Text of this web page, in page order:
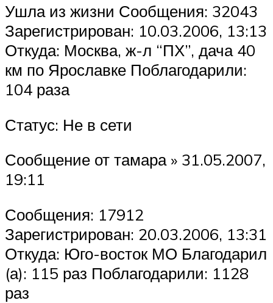
Ушла из жизни Сообщения: 32043
Зарегистрирован: 10.03.2006, 13:13
Откуда: Москва, ж-л “ПХ”, дача 40
км по Ярославке Поблагодарили:
104 раза
Статус: Не в сети
Сообщение от тамара » 31.05.2007,
19:11
Сообщения: 17912
Зарегистрирован: 20.03.2006, 13:31
Откуда: Юго-восток МО Благодарил
(а): 115 раз Поблагодарили: 1128
раз